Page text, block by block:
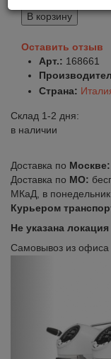
В корзину
Оставить отзыв
Арт.: 168661
Страна:
Склад 1-2 дня:
в наличии
Доставка по Москве:
Доставка по МО:
МКаД, в понедельник
Курьером
Не указана локация
Самовывоз из офиса